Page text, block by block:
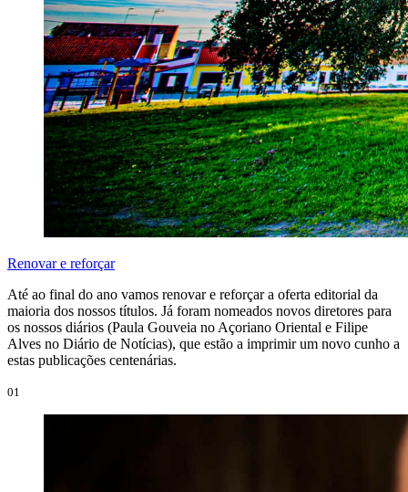
Renovar e reforçar
Até ao final do ano vamos renovar e reforçar a oferta editorial da
maioria dos nossos títulos. Já foram nomeados novos diretores para
os nossos diários (Paula Gouveia no Açoriano Oriental e Filipe
Alves no Diário de Notícias), que estão a imprimir um novo cunho a
estas publicações centenárias.
01